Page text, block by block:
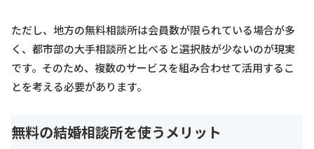
ただし、地方の無料相談所は会員数が限られている場合が多
く、都市部の大手相談所と比べると選択肢が少ないのが現実
です。そのため、複数のサービスを組み合わせて活用するこ
とを考える必要があります。
無料の結婚相談所を使うメリット